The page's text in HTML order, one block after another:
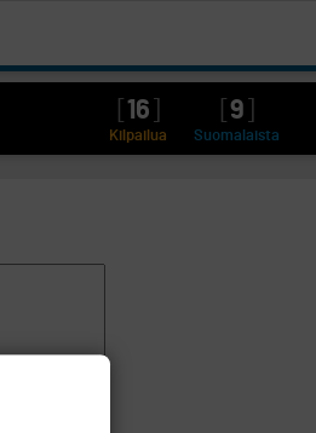
16 9
Kilpailua Suomalaista